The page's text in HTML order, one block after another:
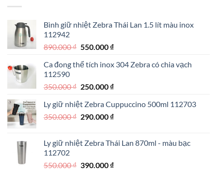
Bình giữ nhiệt Zebra Thái Lan 1.5 lít màu inox
112942
890.000₫ Giá
là:
550.000 ₫Giá
tại
550.000 ₫.
Ca đong thể tích inox 304 Zebra có chia vạch
112590
350.000₫ Giá
là:
350.000 ₫.
250.000 ₫Giá
tại
là:
Ly giữ nhiệt Zebra Cuppuccino 500ml 112703
350.000₫ Giá
350.000 ₫.
290.000 ₫Giá
là:
Ly giữ nhiệt Zebra Thái Lan 870ml - màu bạc
112702
550.000₫ Giá
390.000 ₫Giá